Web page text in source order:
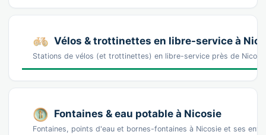
Vélos & trottinettes en libre-service à
Stations de vélos (et trottinettes) en libre-service près de
Fontaines & eau potable à Nicosie
Fontaines, points d'eau et bornes-fontaines à Nicosie et ses